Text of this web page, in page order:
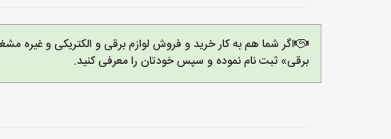
اگر شما هم به کار خرید و فروش لوازم برقی و الکتریکی و غیره
برقی» ثبت نام نموده و سپس خودتان را معرفی کنید.